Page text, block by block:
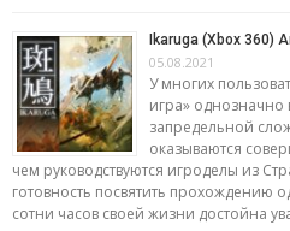
Ikaruga (Xbox 360)
05.08.2021
У многих
игра»
запредельной
оказываются
чем руководствуются игроделы из
готовность посвятить прохождению
сотни часов своей жизни достойна